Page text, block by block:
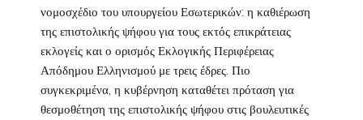
νομοσχέδιο του υπουργείου Εσωτερικών: η καθιέρωση
της επιστολικής ψήφου για τους εκτός επικράτειας
εκλογείς και ο ορισμός Εκλογικής Περιφέρειας
Απόδημου Ελληνισμού με τρεις έδρες. Πιο
συγκεκριμένα, η κυβέρνηση καταθέτει πρόταση για
θεσμοθέτηση της επιστολικής ψήφου στις βουλευτικές